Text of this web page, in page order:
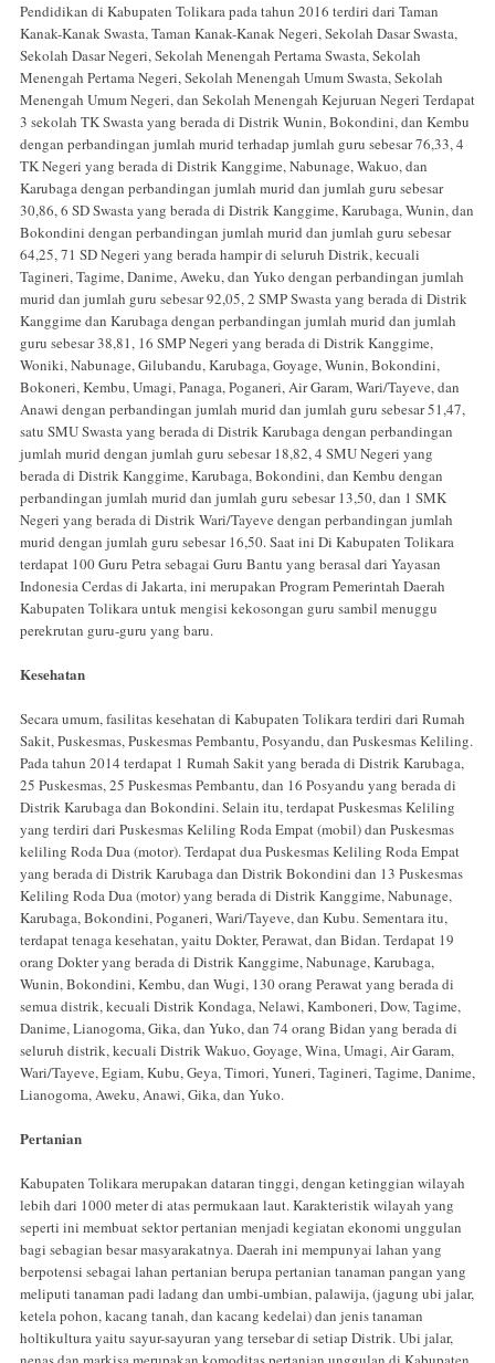
Pendidikan di Kabupaten Tolikara pada tahun 2016 terdiri dari Taman
Kanak-Kanak Swasta, Taman Kanak-Kanak Negeri, Sekolah Dasar Swasta,
Sekolah Dasar Negeri, Sekolah Menengah Pertama Swasta, Sekolah
Menengah Pertama Negeri, Sekolah Menengah Umum Swasta, Sekolah
Menengah Umum Negeri, dan Sekolah Menengah Kejuruan Negeri Terdapat
3 sekolah TK Swasta yang berada di Distrik Wunin, Bokondini, dan Kembu
dengan perbandingan jumlah murid terhadap jumlah guru sebesar 76,33, 4
TK Negeri yang berada di Distrik Kanggime, Nabunage, Wakuo, dan
Karubaga dengan perbandingan jumlah murid dan jumlah guru sebesar
30,86, 6 SD Swasta yang berada di Distrik Kanggime, Karubaga, Wunin, dan
Bokondini dengan perbandingan jumlah murid dan jumlah guru sebesar
64,25, 71 SD Negeri yang berada hampir di seluruh Distrik, kecuali
Tagineri, Tagime, Danime, Aweku, dan Yuko dengan perbandingan jumlah
murid dan jumlah guru sebesar 92,05, 2 SMP Swasta yang berada di Distrik
Kanggime dan Karubaga dengan perbandingan jumlah murid dan jumlah
guru sebesar 38,81, 16 SMP Negeri yang berada di Distrik Kanggime,
Woniki, Nabunage, Gilubandu, Karubaga, Goyage, Wunin, Bokondini,
Bokoneri, Kembu, Umagi, Panaga, Poganeri, Air Garam, Wari/Tayeve, dan
Anawi dengan perbandingan jumlah murid dan jumlah guru sebesar 51,47,
satu SMU Swasta yang berada di Distrik Karubaga dengan perbandingan
jumlah murid dengan jumlah guru sebesar 18,82, 4 SMU Negeri yang
berada di Distrik Kanggime, Karubaga, Bokondini, dan Kembu dengan
perbandingan jumlah murid dan jumlah guru sebesar 13,50, dan 1 SMK
Negeri yang berada di Distrik Wari/Tayeve dengan perbandingan jumlah
murid dengan jumlah guru sebesar 16,50. Saat ini Di Kabupaten Tolikara
terdapat 100 Guru Petra sebagai Guru Bantu yang berasal dari Yayasan
Indonesia Cerdas di Jakarta, ini merupakan Program Pemerintah Daerah
Kabupaten Tolikara untuk mengisi kekosongan guru sambil menuggu
perekrutan guru-guru yang baru.
Kesehatan
Secara umum, fasilitas kesehatan di Kabupaten Tolikara terdiri dari Rumah
Sakit, Puskesmas, Puskesmas Pembantu, Posyandu, dan Puskesmas Keliling.
Pada tahun 2014 terdapat 1 Rumah Sakit yang berada di Distrik Karubaga,
25 Puskesmas, 25 Puskesmas Pembantu, dan 16 Posyandu yang berada di
Distrik Karubaga dan Bokondini. Selain itu, terdapat Puskesmas Keliling
yang terdiri dari Puskesmas Keliling Roda Empat (mobil) dan Puskesmas
keliling Roda Dua (motor). Terdapat dua Puskesmas Keliling Roda Empat
yang berada di Distrik Karubaga dan Distrik Bokondini dan 13 Puskesmas
Keliling Roda Dua (motor) yang berada di Distrik Kanggime, Nabunage,
Karubaga, Bokondini, Poganeri, Wari/Tayeve, dan Kubu. Sementara itu,
terdapat tenaga kesehatan, yaitu Dokter, Perawat, dan Bidan. Terdapat 19
orang Dokter yang berada di Distrik Kanggime, Nabunage, Karubaga,
Wunin, Bokondini, Kembu, dan Wugi, 130 orang Perawat yang berada di
semua distrik, kecuali Distrik Kondaga, Nelawi, Kamboneri, Dow, Tagime,
Danime, Lianogoma, Gika, dan Yuko, dan 74 orang Bidan yang berada di
seluruh distrik, kecuali Distrik Wakuo, Goyage, Wina, Umagi, Air Garam,
Wari/Tayeve, Egiam, Kubu, Geya, Timori, Yuneri, Tagineri, Tagime, Danime,
Lianogoma, Aweku, Anawi, Gika, dan Yuko.
Pertanian
Kabupaten Tolikara merupakan dataran tinggi, dengan ketinggian wilayah
lebih dari 1000 meter di atas permukaan laut. Karakteristik wilayah yang
seperti ini membuat sektor pertanian menjadi kegiatan ekonomi unggulan
bagi sebagian besar masyarakatnya. Daerah ini mempunyai lahan yang
berpotensi sebagai lahan pertanian berupa pertanian tanaman pangan yang
meliputi tanaman padi ladang dan umbi-umbian, palawija, (jagung ubi jalar,
ketela pohon, kacang tanah, dan kacang kedelai) dan jenis tanaman
holtikultura yaitu sayur-sayuran yang tersebar di setiap Distrik. Ubi jalar,